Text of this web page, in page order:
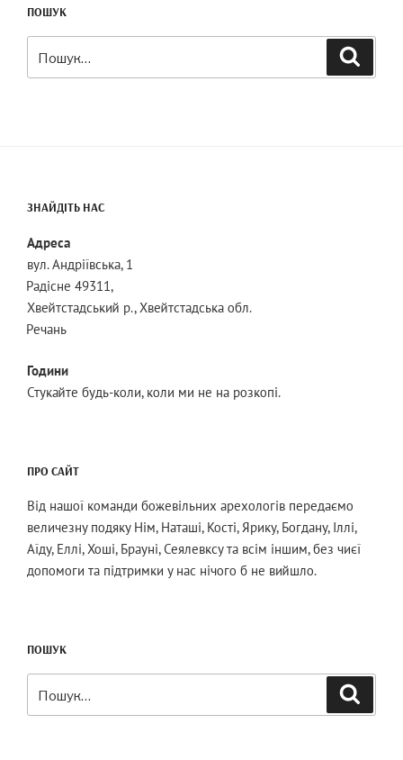
ПОШУК
ЗНАЙДІТЬ НАС
Адреса
вул. Андріївська, 1
Радісне 49311,
Хвейтстадський р., Хвейтстадська обл.
Речань
Години
Стукайте будь-коли, коли ми не на розкопі.
ПРО САЙТ
Від нашої команди божевільних арехологів передаємо
величезну подяку Нім, Наташі, Кості, Ярику, Богдану, Іллі,
Аїду, Еллі, Хоші, Брауні, Сеялевксу та всім іншим, без чиєї
допомоги та підтримки у нас нічого б не вийшло.
ПОШУК